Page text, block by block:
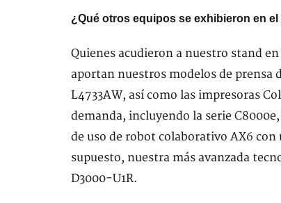
¿Qué otros equipos se exhibieron en
Quienes acudieron a nuestro stand
aportan nuestros modelos de prensa
L4733AW, así como las impresoras
demanda, incluyendo la serie
de uso de robot colaborativo AX6
supuesto, nuestra más avanzada
D3000-U1R.